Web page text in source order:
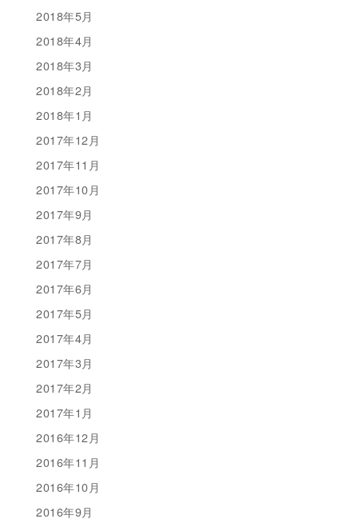
2018年5月
2018年4月
2018年3月
2018年2月
2018年1月
2017年12月
2017年11月
2017年10月
2017年9月
2017年8月
2017年7月
2017年6月
2017年5月
2017年4月
2017年3月
2017年2月
2017年1月
2016年12月
2016年11月
2016年10月
2016年9月